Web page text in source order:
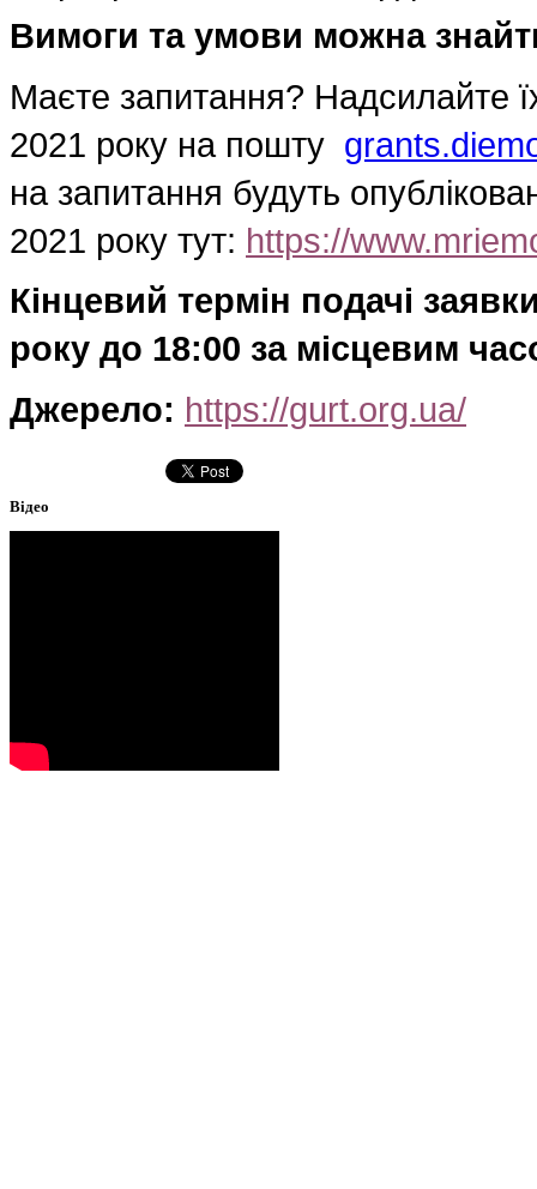
Вимоги та умови можна
Маєте запитання? Надсилайте
2021 року на пошту
на запитання будуть
2021 року тут: https://
Кінцевий термін подачі
року до 18:00 за місцевим
Джерело: https://gurt.org.ua/
Відео